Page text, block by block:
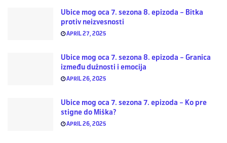
Ubice mog oca 7. sezona 8. epizoda – Bitka
protiv neizvesnosti
APRIL 27, 2025
Ubice mog oca 7. sezona 8. epizoda – Granica
između dužnosti i emocija
APRIL 26, 2025
Ubice mog oca 7. sezona 7. epizoda – Ko pre
stigne do Miška?
APRIL 26, 2025